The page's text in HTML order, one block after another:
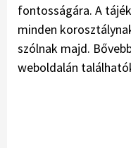
fontosságára. A
minden
szólnak majd.
weboldalán